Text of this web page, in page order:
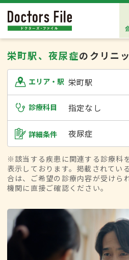
栄町駅、夜尿症のクリニ
エリア・駅 栄町駅
診療科目 指定なし
詳細条件 夜尿症
※該当する疾患に関連する診療科
表示しております。掲載されてい
合は、ご希望の診療内容が受けら
機関に直接ご確認ください。